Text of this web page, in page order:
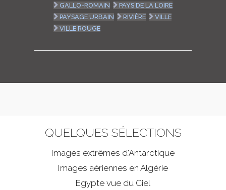
GALLO-ROMAIN
PAYS DE LA LOIRE
PAYSAGE URBAIN
RIVIÈRE
VILLE
VILLE ROUGE
QUELQUES SÉLECTIONS
Images extrêmes d'Antarctique
Images aériennes en Algérie
Egypte vue du Ciel